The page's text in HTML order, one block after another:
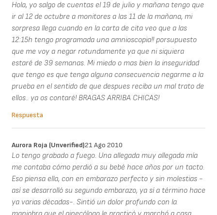
Hola, yo salgo de cuentas el 19 de julio y mañana tengo que
ir al 12 de octubre a monitores a las 11 de la mañana, mi
sorpresa llega cuando en la carta de cita veo que a las
12:15h tengo programada una amnioscopia!! porsupuesto
que me voy a negar rotundamente ya que ni siquiera
estaré de 39 semanas. Mi miedo o mas bien la inseguridad
que tengo es que tenga alguna consecuencia negarme a la
prueba en el sentido de que despues reciba un mal trato de
ellos.. ya os contaré! BRAGAS ARRIBA CHICAS!
Respuesta
Aurora Roja (unverified)21 Ago 2010
Lo tengo grabado a fuego. Una allegada muy allegada mía
me contaba cómo perdió a su bebé hace años por un tacto.
Eso piensa ella, con en embarazo perfecto y sin molestias -
así se desarrolló su segundo embarazo, ya sí a término hace
ya varias décadas-. Sintió un dolor profundo con la